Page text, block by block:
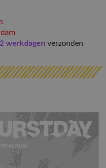
werkdagen verzonden